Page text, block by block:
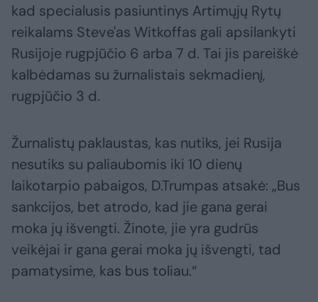
kad specialusis pasiuntinys Artimųjų Rytų
reikalams Steve'as Witkoffas gali apsilankyti
Rusijoje rugpjūčio 6 arba 7 d. Tai jis pareiškė
kalbėdamas su žurnalistais sekmadienį,
rugpjūčio 3 d.
Žurnalistų paklaustas, kas nutiks, jei Rusija
nesutiks su paliaubomis iki 10 dienų
laikotarpio pabaigos, D.Trumpas atsakė: „Bus
sankcijos, bet atrodo, kad jie gana gerai
moka jų išvengti. Žinote, jie yra gudrūs
veikėjai ir gana gerai moka jų išvengti, tad
pamatysime, kas bus toliau.“